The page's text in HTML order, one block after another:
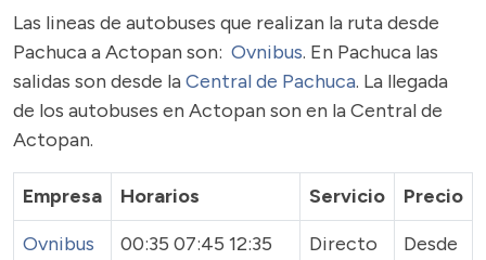
Las lineas de autobuses que realizan la ruta desde
Pachuca a Actopan son: Ovnibus. En Pachuca las
salidas son desde laCentral de Pachuca. La llegada
de los autobuses en Actopan son en la Central de
Actopan.
Empresa Horarios Servicio
Precio
Ovnibus
00:35 07:45 12:35
Directo
Desde